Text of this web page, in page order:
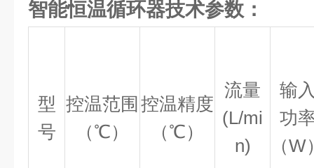
智能恒温循环器技术参数：
型
号
控温范围
（℃）
控温精度
（℃）
流量
(L/mi
n)
输
功
（W